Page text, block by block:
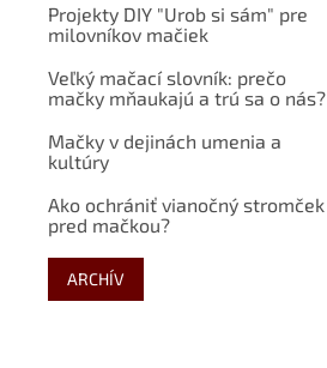
Projekty DIY "Urob si sám" pre
milovníkov mačiek
Veľký mačací slovník: prečo
mačky mňaukajú a trú sa o nás?
Mačky v dejinách umenia a
kultúry
Ako ochrániť vianočný stromček
pred mačkou?
ARCHÍV